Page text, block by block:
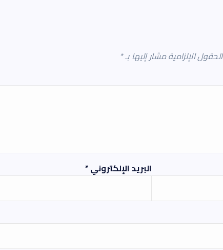
الحقول الإلزامية مشار إليها بـ*
البريد الإلكتروني*